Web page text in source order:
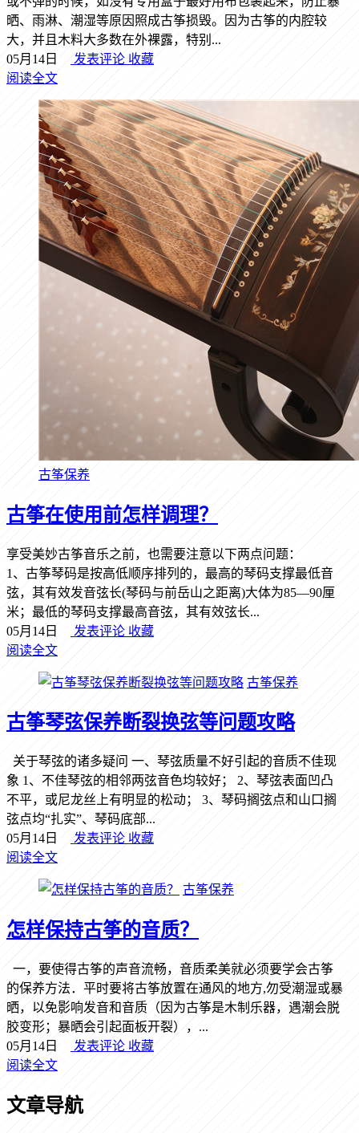
晒、雨淋、潮湿等原因照成古筝损毁。因为古筝的内腔较
大，并且木料大多数在外裸露，特别...
05月14日
发表评论 收藏
阅读全文
古筝保养
古筝在使用前怎样调理？
享受美妙古筝音乐之前，也需要注意以下两点问题：
1、古筝琴码是按高低顺序排列的，最高的琴码支撑最低音
弦，其有效发音弦长(琴码与前岳山之距离)大体为85—90厘
米；最低的琴码支撑最高音弦，其有效弦长...
05月14日
发表评论 收藏
阅读全文
古筝保养
古筝琴弦保养断裂换弦等问题攻略
关于琴弦的诸多疑问 一、琴弦质量不好引起的音质不佳现
象 1、不佳琴弦的相邻两弦音色均较好； 2、琴弦表面凹凸
不平，或尼龙丝上有明显的松动； 3、琴码搁弦点和山口搁
弦点均“扎实”、琴码底部...
05月14日
发表评论 收藏
阅读全文
古筝保养
怎样保持古筝的音质？
一，要使得古筝的声音流畅，音质柔美就必须要学会古筝
的保养方法．平时要将古筝放置在通风的地方,勿受潮湿或暴
晒，以免影响发音和音质（因为古筝是木制乐器，遇潮会脱
胶变形；暴晒会引起面板开裂），...
05月14日
发表评论 收藏
阅读全文
文章导航